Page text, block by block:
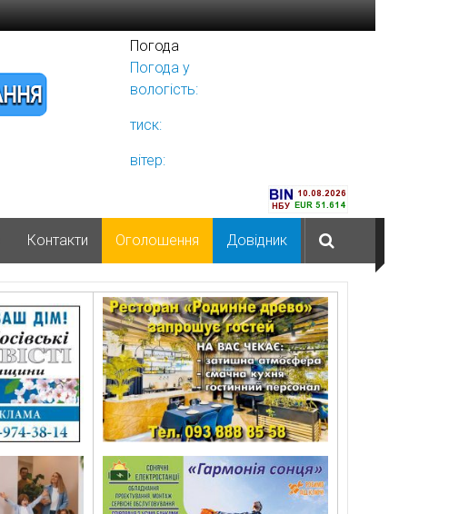
Погода
Погода у
вологість:
тиск:
вітер:
Контакти Оголошення Довідник